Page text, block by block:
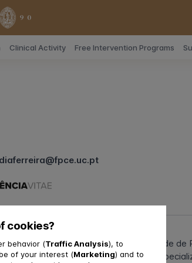
cookies?
behavior (Traffic Analysis), to
of your interest (Marketing) and to
Clinical Activity Free Intervention Programs
do Desenvolvimento, pela Faculdade de
Mestrado em Psicologia, área de